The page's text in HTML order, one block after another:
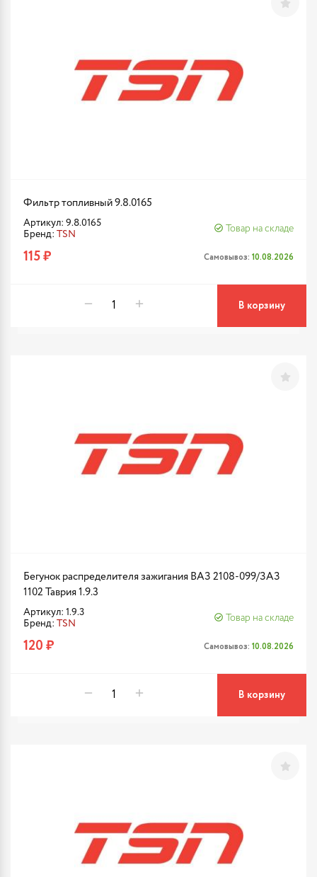
Фильтр топливный 9.8.0165
Артикул: 9.8.0165
Бренд: TSN
Товар на складе
115 ₽ Самовывоз: 10.08.2026
В корзину
Бегунок распределителя зажигания ВАЗ 2108-099/ЗАЗ
1102 Таврия 1.9.3
Артикул: 1.9.3
Бренд: TSN
Товар на складе
120 ₽ Самовывоз: 10.08.2026
В корзину